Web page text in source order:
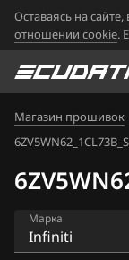
Оставаясь на
отношении cookie.
Магазин прошивок
Марка